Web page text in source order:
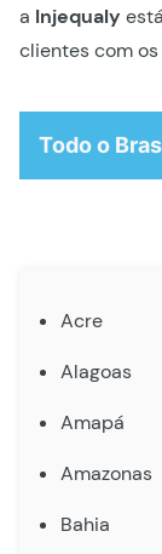
a Injequaly
clientes com
Todo o
Acre
Alagoas
Amapá
Amazonas
Bahia